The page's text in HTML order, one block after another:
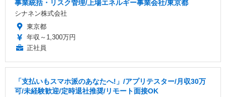
事業統括・リスク管理/上場エネルギー事業会社/東京都
シナネン株式会社
東京都
年収～1,300万円
正社員
「支払いもスマホ派のあなたへ!」/アプリテスター/月収30万
可/未経験歓迎/定時退社推奨/リモート面接OK